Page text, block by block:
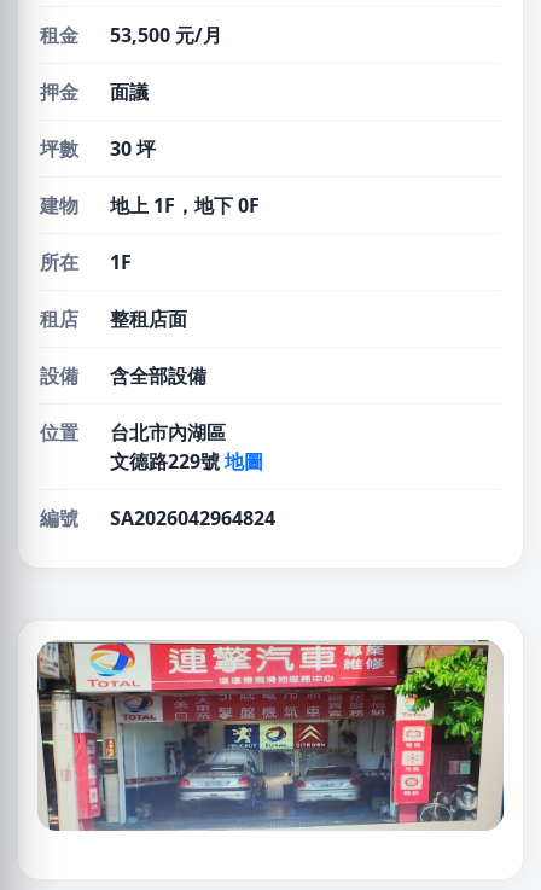
租金 53,500 元/月
押金 面議
坪數 30 坪
建物 地上 1F，地下 0F
所在 1F
租店 整租店面
設備 含全部設備
位置
台北市內湖區
文德路229號地圖
編號 SA2026042964824